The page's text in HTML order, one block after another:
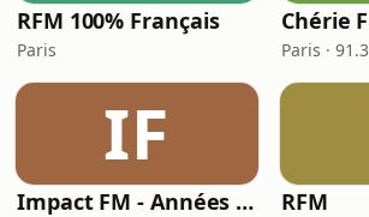
RFM 100% Français
Paris
Chérie
Paris ·
IF
Impact FM - Années 80 RFM